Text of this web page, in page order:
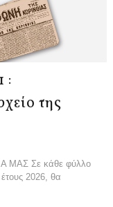
:
της
Σε κάθε φύλλο
2026, θα